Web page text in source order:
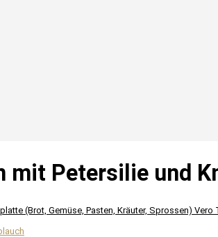
mit Petersilie und
(Brot, Gemüse, Pasten, Kräuter, Sprossen) Vero